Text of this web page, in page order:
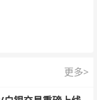
更多>